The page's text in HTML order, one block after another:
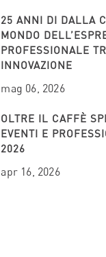
25 ANNI DI DALLA
MONDO
PROFESSIONALE
INNOVAZIONE
mag 06, 2026
OLTRE IL CAFFÈ
EVENTI E
2026
apr 16, 2026